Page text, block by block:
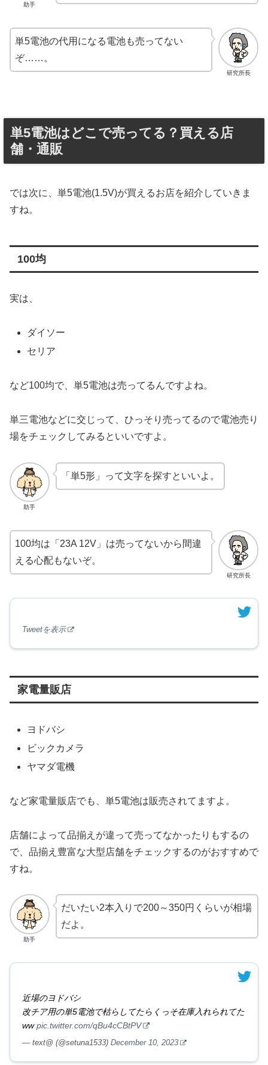
助手
研究所長
単5電池の代用になる電池も売ってない
ぞ……。
単5電池はどこで売ってる？買える店
舗・通販
では次に、単5電池(1.5V)が買えるお店を紹介していきま
すね。
100均
実は、
ダイソー
セリア
など100均で、単5電池は売ってるんですよね。
単三電池などに交じって、ひっそり売ってるので電池売り
場をチェックしてみるといいですよ。
助手
「単5形」って文字を探すといいよ。
研究所長
100均は「23A 12V」は売ってないから間違
える心配もないぞ。
Tweetを表示
家電量販店
ヨドバシ
ビックカメラ
ヤマダ電機
など家電量販店でも、単5電池は販売されてますよ。
店舗によって品揃えが違って売ってなかったりもするの
で、品揃え豊富な大型店舗をチェックするのがおすすめで
すね。
助手
だいたい2本入りで200～350円くらいが相場
だよ。
近場のヨドバシ
改チア用の単5電池で枯らしてたらくっそ在庫入れられてた
wwpic.twitter.com/qBu4cCBtPV
— text@ (@setuna1533) December 10, 2023